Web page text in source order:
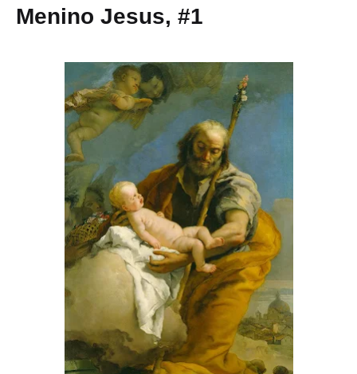
Menino Jesus, #1